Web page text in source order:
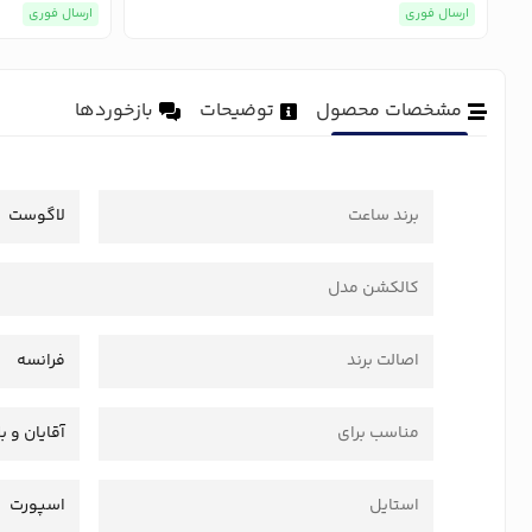
ارسال فوری ارسال فوری
مشخصات محصول توضیحات بازخوردها
برند ساعت لاگوست
کالکشن مدل
اصالت برند فرانسه
مناسب برای آقایان و
استایل اسپورت